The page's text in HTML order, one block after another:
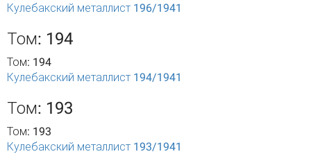
Кулебакский металлист 196/1941
Том: 194
Том: 194
Кулебакский металлист 194/1941
Том: 193
Том: 193
Кулебакский металлист 193/1941